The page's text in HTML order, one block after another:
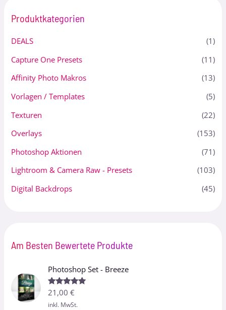
Produktkategorien
DEALS
(1)
Capture One Presets
(11)
Affinity Photo Makros
(13)
Vorlagen / Templates
(5)
Texturen
(22)
Overlays
(153)
Photoshop Aktionen
(71)
Lightroom & Camera Raw - Presets
(103)
Digital Backdrops
(45)
Am Besten Bewertete Produkte
Photoshop Set - Breeze
Bewertet
mit
von 5
21,00€
inkl. MwSt.